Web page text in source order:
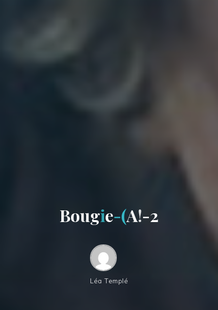
Bougie-(A!-2
Léa Templé